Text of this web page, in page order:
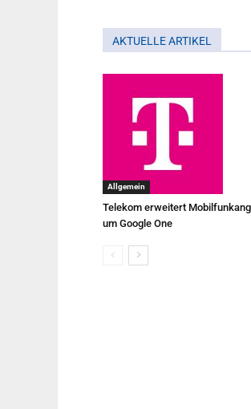
AKTUELLE ARTIKEL
Allgemein
Telekom erweitert
um Google One